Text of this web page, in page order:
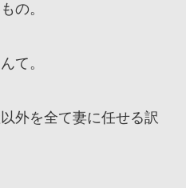
の。
て。
外を全て妻に任せる訳